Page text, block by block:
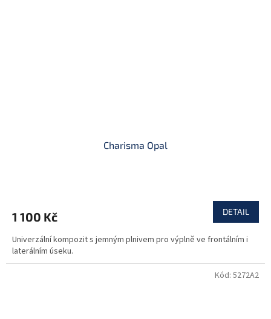
Charisma Opal
1 100 Kč DETAIL
Univerzální kompozit s jemným plnivem pro výplně ve frontálním i
laterálním úseku.
Kód: 5272A2